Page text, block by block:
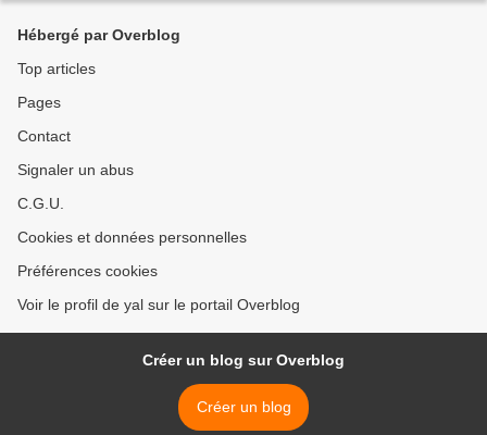
Hébergé par Overblog
Top articles
Pages
Contact
Signaler un abus
C.G.U.
Cookies et données personnelles
Préférences cookies
Voir le profil de yal sur le portail Overblog
Créer un blog sur Overblog
Créer un blog